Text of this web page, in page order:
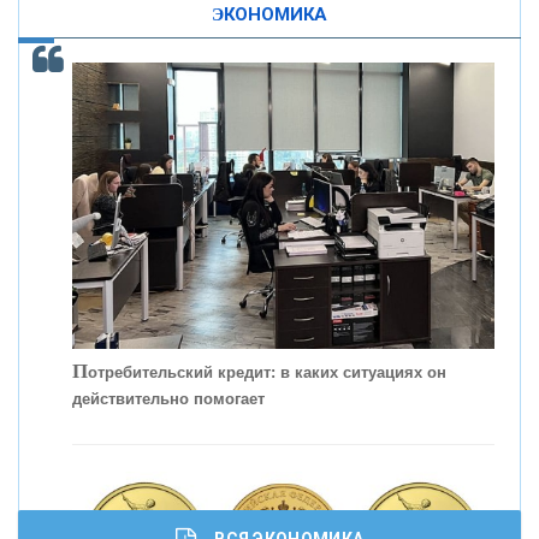
Скорость - один из главных трендов в
кредитовании бизнеса - «Интервью»
ЭКОНОМИКА
Потребительский кредит: в каких ситуациях он
действительно помогает